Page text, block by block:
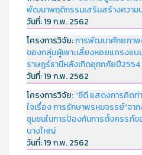
พัฒนาพฤติกรรมเสริมสร้างความ
วันที่:19 ก.พ. 2562
โครงการวิจัย:การพัฒนาศักยภาพ
ของกลุ่มผู้เพาะเลี้ยงหอยแครงแ
ราษฏร์ธานีหลังเกิดอุทกภัยปี2554
วันที่:19 ก.พ. 2562
โครงการวิจัย:“ซีดี แสดงการคิดท่
ใจเรื่อง การรักษาพรหมจรรย์”จา
ชุมชนในการป้องกันการตั้งครรภ์ข
บางใหญ่
วันที่:19 ก.พ. 2562